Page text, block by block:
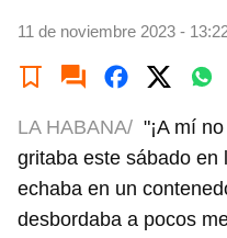
11 de noviembre 2023 -
LA HABANA/ "¡A mí
gritaba este sábado en
echaba en un
desbordaba a pocos